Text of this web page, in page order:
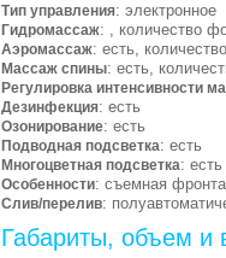
Тип управления: электронное
Гидромассаж: , количество
Аэромассаж: есть,
Массаж спины: есть,
Регулировка интенсивности
Дезинфекция: есть
Озонирование: есть
Подводная подсветка: есть
Многоцветная подсветка: есть
Особенности: съемная
Слив/перелив:
Габариты, объем и